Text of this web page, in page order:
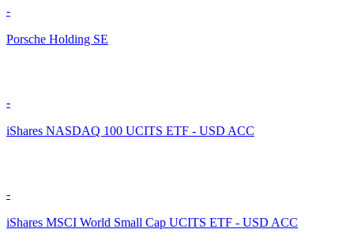
-
Porsche Holding SE
-
iShares NASDAQ 100 UCITS ETF - USD ACC
-
iShares MSCI World Small Cap UCITS ETF - USD ACC